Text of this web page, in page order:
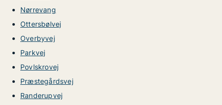
Nørrevang
Ottersbølvej
Overbyvej
Parkvej
Povlskrovej
Præstegårdsvej
Randerupvej